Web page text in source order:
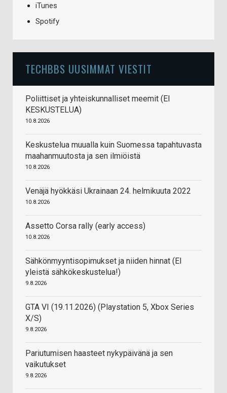
iTunes
Spotify
TECHBBS UUSIMMAT VIESTIT
Poliittiset ja yhteiskunnalliset meemit (EI
KESKUSTELUA)
10.8.2026
Keskustelua muualla kuin Suomessa tapahtuvasta
maahanmuutosta ja sen ilmiöistä
10.8.2026
Venäjä hyökkäsi Ukrainaan 24. helmikuuta 2022
10.8.2026
Assetto Corsa rally (early access)
10.8.2026
Sähkönmyyntisopimukset ja niiden hinnat (EI
yleistä sähkökeskustelua!)
9.8.2026
GTA VI (19.11.2026) (Playstation 5, Xbox Series
X/S)
9.8.2026
Pariutumisen haasteet nykypäivänä ja sen
vaikutukset
9.8.2026